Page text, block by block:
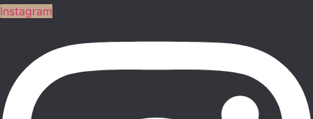
Instagram